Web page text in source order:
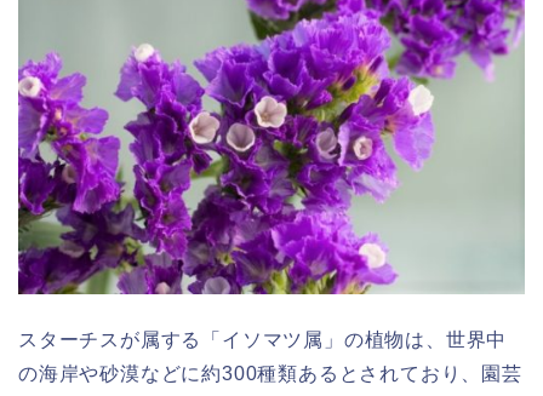
スターチスが属する「イソマツ属」の植物は、世界中
の海岸や砂漠などに約300種類あるとされており、園芸